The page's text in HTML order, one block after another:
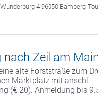
4 96050 Bamberg
nach Zeil am Main
alte Forststraße zum
Marktplatz mit anschl.
(€ 20). Anmeldung bis